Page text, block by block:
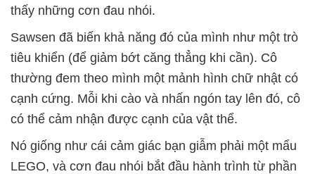
thấy những cơn đau nhói.
Sawsen đã biến khả năng đó của mình như một trò
tiêu khiển (để giảm bớt căng thẳng khi cần). Cô
thường đem theo mình một mảnh hình chữ nhật có
cạnh cứng. Mỗi khi cào và nhấn ngón tay lên đó, cô
có thể cảm nhận được cạnh của vật thể.
Nó giống như cái cảm giác bạn giẫm phải một mẩu
LEGO, và cơn đau nhói bắt đầu hành trình từ phần